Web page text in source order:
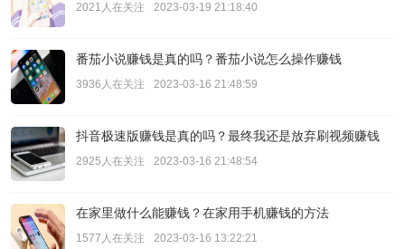
2021人在关注 2023-03-19 21:18:40
番茄小说赚钱是真的吗？番茄小说怎么操作赚钱
3936人在关注 2023-03-16 21:48:59
抖音极速版赚钱是真的吗？最终我还是放弃刷视频赚钱
2925人在关注 2023-03-16 21:48:54
在家里做什么能赚钱？在家用手机赚钱的方法
1577人在关注 2023-03-16 13:22:21